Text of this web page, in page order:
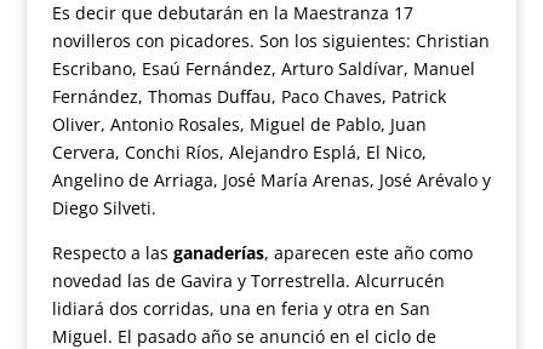
Es decir que debutarán en la Maestranza 17
novilleros con picadores. Son los siguientes: Christian
Escribano, Esaú Fernández, Arturo Saldívar, Manuel
Fernández, Thomas Duffau, Paco Chaves, Patrick
Oliver, Antonio Rosales, Miguel de Pablo, Juan
Cervera, Conchi Ríos, Alejandro Esplá, El Nico,
Angelino de Arriaga, José María Arenas, José Arévalo y
Diego Silveti.
Respecto a las ganaderías, aparecen este año como
novedad las de Gavira y Torrestrella. Alcurrucén
lidiará dos corridas, una en feria y otra en San
Miguel. El pasado año se anunció en el ciclo de